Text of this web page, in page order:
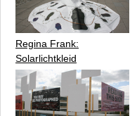
Presse
Sponsoren
Archiv
Datenschutz
Impressum
Regina Frank:
Solarlichtkleid